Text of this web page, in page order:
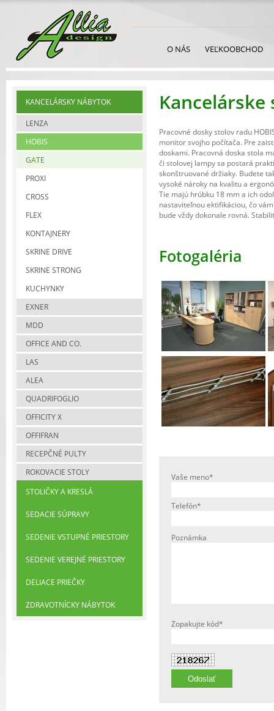
O NÁS VEĽKOOBCHOD
KANCELÁRSKY NÁBYTOK
LENZA
HOBIS
GATE
PROXI
CROSS
FLEX
KONTAJNERY
SKRINE DRIVE
SKRINE STRONG
KUCHYNKY
EXNER
MDD
OFFICE AND CO.
LAS
ALEA
QUADRIFOGLIO
OFFICITY X
OFFIFRAN
RECEPČNÉ PULTY
ROKOVACIE STOLY
STOLIČKY A KRESLÁ
SEDACIE SÚPRAVY
SEDENIE VSTUPNÉ PRIESTORY
SEDENIE VEREJNÉ PRIESTORY
DELIACE PRIEČKY
ZDRAVOTNÍCKY NÁBYTOK
Kancelárske
Pracovné dosky stolov radu
monitor svojho počítača. Pre
doskami. Pracovná doska stola
či stolovej lampy sa postará
skonštruované držiaky. Budete
vysoké nároky na kvalitu a
Tie majú hrúbku 18 mm a ich
nastaviteľnou ektifikáciou, čo
bude vždy dokonale rovná.
Fotogaléria
Vaše meno*
Telefón*
Poznámka
Zopakujte kód*
Odoslať